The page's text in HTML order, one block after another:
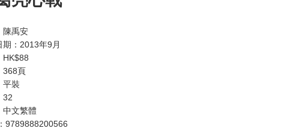
陳禹安
期：2013年9月
HK$88
368頁
平裝
32
中文繁體
9789888200566